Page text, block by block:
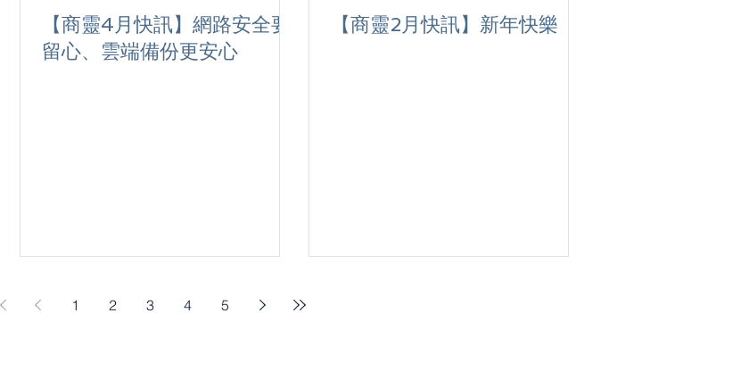
【商靈4月快訊】網路安全要
留心、雲端備份更安心
【商靈2月快訊】新年快樂
1 2 3 4 5